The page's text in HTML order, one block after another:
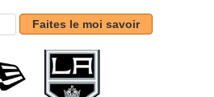
Faites le moi savoir